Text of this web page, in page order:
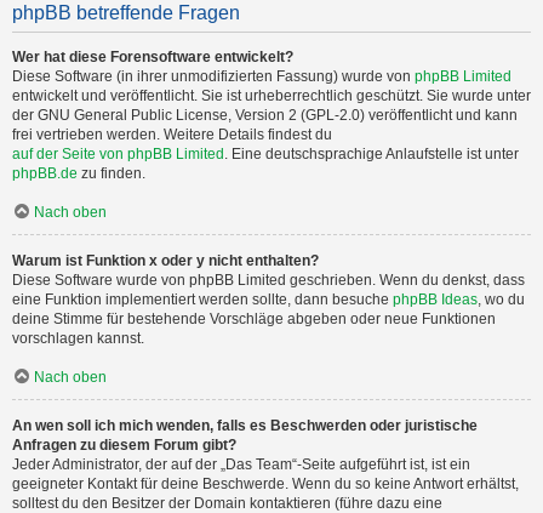
phpBB betreffende Fragen
Wer hat diese Forensoftware entwickelt?
Diese Software (in ihrer unmodifizierten Fassung) wurde von phpBB Limited
entwickelt und veröffentlicht. Sie ist urheberrechtlich geschützt. Sie wurde unter
der GNU General Public License, Version 2 (GPL-2.0) veröffentlicht und kann
frei vertrieben werden. Weitere Details findest du
auf der Seite von phpBB Limited . Eine deutschsprachige Anlaufstelle ist unter
phpBB.de zu finden.
Nach oben
Warum ist Funktion x oder y nicht enthalten?
Diese Software wurde von phpBB Limited geschrieben. Wenn du denkst, dass
eine Funktion implementiert werden sollte, dann besuche phpBB Ideas, wo du
deine Stimme für bestehende Vorschläge abgeben oder neue Funktionen
vorschlagen kannst.
Nach oben
An wen soll ich mich wenden, falls es Beschwerden oder juristische
Anfragen zu diesem Forum gibt?
Jeder Administrator, der auf der „Das Team“-Seite aufgeführt ist, ist ein
geeigneter Kontakt für deine Beschwerde. Wenn du so keine Antwort erhältst,
solltest du den Besitzer der Domain kontaktieren (führe dazu eine